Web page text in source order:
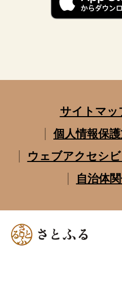
サイトマッ
個人情報保
ウェブアクセシ
自治体